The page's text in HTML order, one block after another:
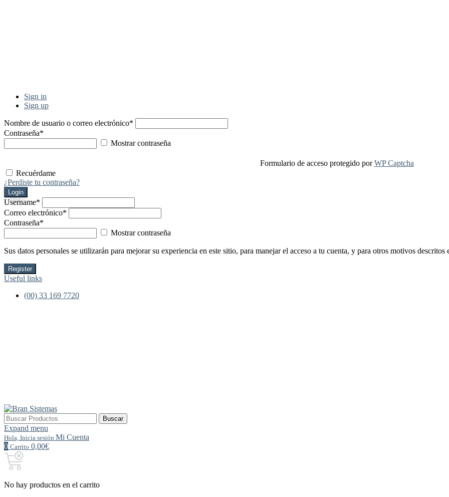
Sign in
Sign up
Nombre de usuario o correo electrónico*
Contraseña*
Mostrar contraseña
Formulario de acceso protegido porWP Captcha
Recuérdame
¿Perdiste tu contraseña?
Login
Username*
Correo electrónico*
Contraseña*
Mostrar contraseña
Sus datos personales se utilizarán para mejorar su experiencia en este sitio, para manejar el acceso a tu cuenta, y para otros motivos descritos
Register
Useful links
(00) 33 169 7720
Buscar
por:
Buscar
Expand menu
Hola, Inicia sesión Mi Cuenta
0 Carrito 0,00€
No hay productos en el carrito